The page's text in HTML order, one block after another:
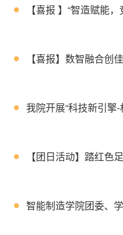
【喜报 】“智造赋能
【喜报】数智融合创
我院开展“科技新引擎
【团日活动】踏红
智能制造学院团委、